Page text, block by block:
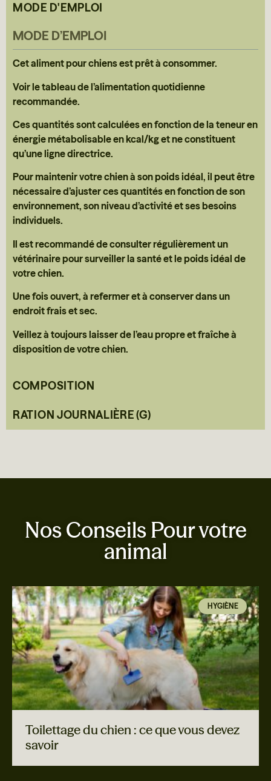
Nous contacter
MODE D'EMPLOI
MODE D’EMPLOI
Cet aliment pour chiens est prêt à consommer.
Voir le tableau de l’alimentation quotidienne
recommandée.
Ces quantités sont calculées en fonction de la teneur en
énergie métabolisable en kcal/kg et ne constituent
qu’une ligne directrice.
Pour maintenir votre chien à son poids idéal, il peut être
nécessaire d’ajuster ces quantités en fonction de son
environnement, son niveau d’activité et ses besoins
individuels.
Il est recommandé de consulter régulièrement un
vétérinaire pour surveiller la santé et le poids idéal de
votre chien.
Une fois ouvert, à refermer et à conserver dans un
endroit frais et sec.
Veillez à toujours laisser de l’eau propre et fraîche à
disposition de votre chien.
COMPOSITION
RATION JOURNALIÈRE (G)
Nos Conseils Pour votre
animal
HYGIÈNE
Toilettage du chien : ce que vous devez
savoir